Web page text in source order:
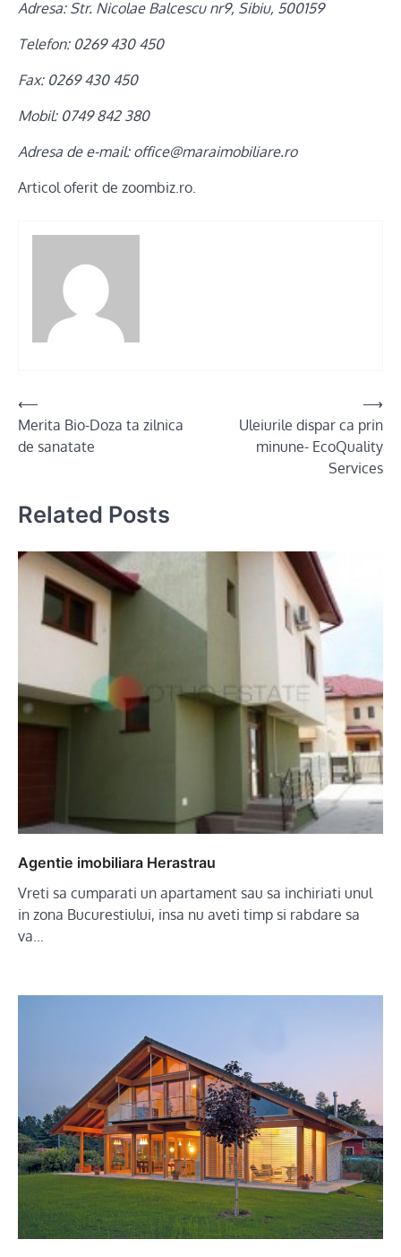
Adresa: Str. Nicolae Balcescu nr9, Sibiu, 500159
Telefon: 0269 430 450
Fax: 0269 430 450
Mobil: 0749 842 380
Adresa de e-mail: office@maraimobiliare.ro
Articol oferit de zoombiz.ro.
Post
navigation
⟵
Merita Bio-Doza ta zilnica
de sanatate
Uleiurile dispar ca prin
minune- EcoQuality
Services
⟶
Related Posts
Agentie imobiliara Herastrau
Vreti sa cumparati un apartament sau sa inchiriati unul
in zona Bucurestiului, insa nu aveti timp si rabdare sa
va…